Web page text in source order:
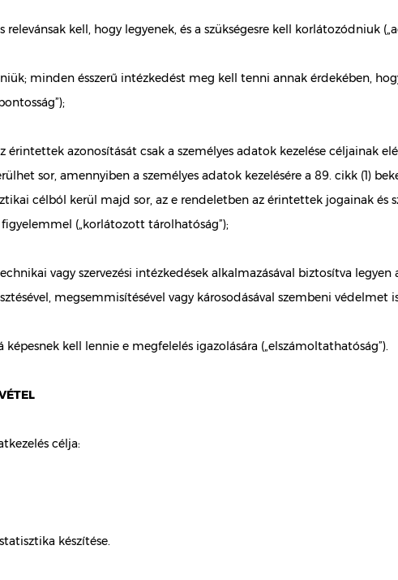
kell, hogy legyenek, és a szükségesre kell korlátozódniuk
minden ésszerű intézkedést meg kell tenni annak érdekében,
azonosítását csak a személyes adatok kezelése céljainak
sor, amennyiben a személyes adatok kezelésére a 89. cikk (1)
célból kerül majd sor, az e rendeletben az érintettek jogainak és
(„korlátozott tárolhatóság”);
vagy szervezési intézkedések alkalmazásával biztosítva
megsemmisítésével vagy károsodásával szembeni védelmet
kell lennie e megfelelés igazolására („elszámoltathatóság”).
célja:
készítése.